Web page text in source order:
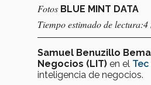
Fotos BLUE MINT DATA
Tiempo estimado de lectura:4
Samuel Benuzillo
Negocios (LIT) en el Tec
inteligencia de negocios.